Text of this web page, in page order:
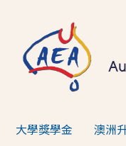
大學獎學金 澳洲